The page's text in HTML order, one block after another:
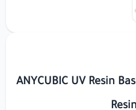
ANYCUBIC UV Resin